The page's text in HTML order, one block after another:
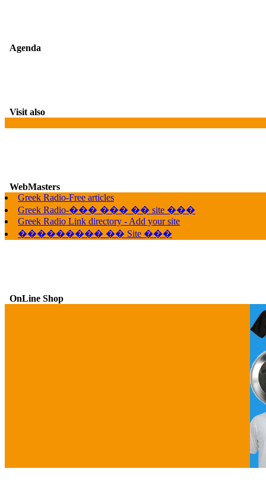
Agenda
Visit also
WebMasters
Greek Radio-Free articles
Greek Radio-��� ��� �� site ���
Greek Radio Link directory - Add your site
��������� �� Site ���
OnLine Shop